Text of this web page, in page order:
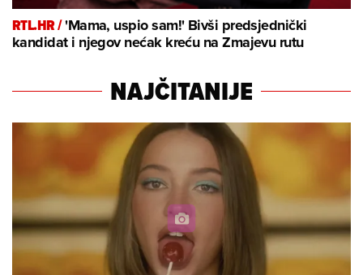
RTL.HR /'Mama, uspio sam!' Bivši predsjednički
kandidat i njegov nećak kreću na Zmajevu rutu
NAJČITANIJE